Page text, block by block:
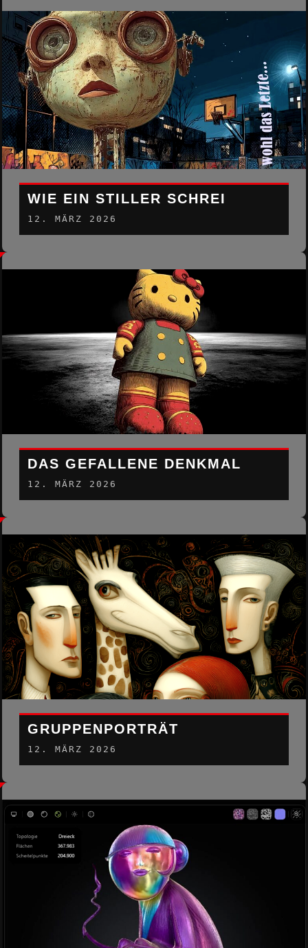
WIE EIN STILLER SCHREI
12. MÄRZ 2026
DAS GEFALLENE DENKMAL
12. MÄRZ 2026
GRUPPENPORTRÄT
12. MÄRZ 2026